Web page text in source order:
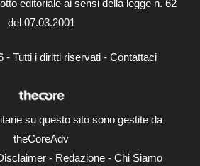
editoriale ai sensi della legge n. 62
del 07.03.2001
- Tutti i diritti riservati - Contattaci
su questo sito sono gestite da
theCoreAdv
- Redazione- Chi Siamo